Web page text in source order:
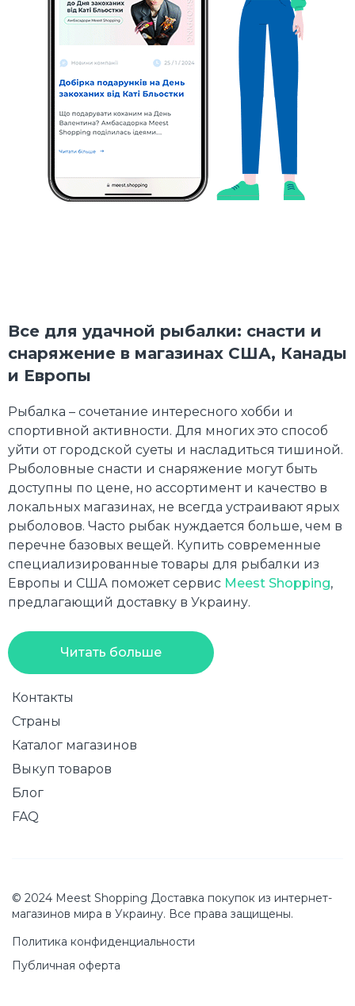
Все для удачной рыбалки: снасти и
снаряжение в магазинах США, Канады
и Европы
Рыбалка – сочетание интересного хобби и
спортивной активности. Для многих это способ
уйти от городской суеты и насладиться тишиной.
Рыболовные снасти и снаряжение могут быть
доступны по цене, но ассортимент и качество в
локальных магазинах, не всегда устраивают ярых
рыболовов. Часто рыбак нуждается больше, чем в
перечне базовых вещей. Купить современные
специализированные товары для рыбалки из
Европы и США поможет сервис Meest Shopping,
предлагающий доставку в Украину.
Читать больше
Контакты
Страны
Каталог магазинов
Выкуп товаров
Блог
FAQ
© 2024 Meest Shopping Доставка покупок из интернет-
магазинов мира в Украину. Все права защищены.
Политика конфиденциальности
Публичная оферта